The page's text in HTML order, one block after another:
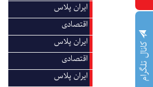
کانال تلگرام
ایران پلاس
اقتصادی
ایران پلاس
اقتصادی
ایران پلاس